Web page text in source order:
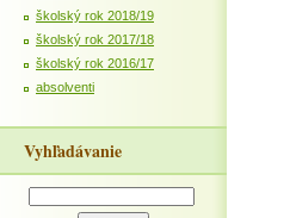
školský rok 2018/19
školský rok 2017/18
školský rok 2016/17
absolventi
Vyhľadávanie